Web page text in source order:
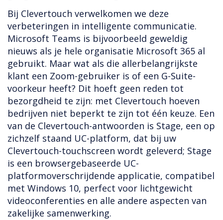
Bij Clevertouch verwelkomen we deze
verbeteringen in intelligente communicatie.
Microsoft Teams is bijvoorbeeld geweldig
nieuws als je hele organisatie Microsoft 365 al
gebruikt. Maar wat als die allerbelangrijkste
klant een Zoom-gebruiker is of een G-Suite-
voorkeur heeft? Dit hoeft geen reden tot
bezorgdheid te zijn: met Clevertouch hoeven
bedrijven niet beperkt te zijn tot één keuze. Een
van de Clevertouch-antwoorden is Stage, een op
zichzelf staand UC-platform, dat bij uw
Clevertouch-touchscreen wordt geleverd; Stage
is een browsergebaseerde UC-
platformoverschrijdende applicatie, compatibel
met Windows 10, perfect voor lichtgewicht
videoconferenties en alle andere aspecten van
zakelijke samenwerking.